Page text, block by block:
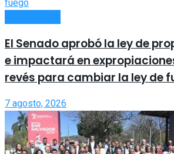
El Senado aprobó la ley de
e impactará en
revés para cambiar la ley de
7 agosto, 2026